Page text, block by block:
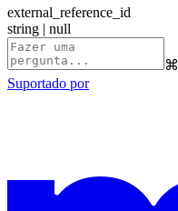
external_reference_id
string | null
⌘
Suportado por